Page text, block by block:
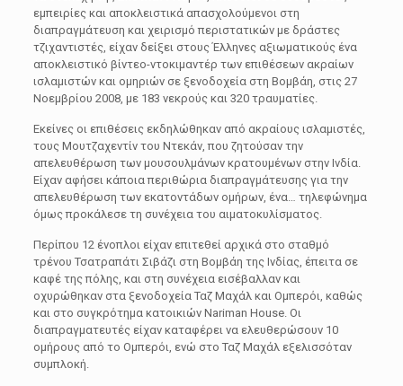
εμπειρίες και αποκλειστικά απασχολούμενοι στη
διαπραγμάτευση και χειρισμό περιστατικών με δράστες
τζιχαντιστές, είχαν δείξει στους Έλληνες αξιωματικούς ένα
αποκλειστικό βίντεο-ντοκιμαντέρ των επιθέσεων ακραίων
ισλαμιστών και ομηριών σε ξενοδοχεία στη Βομβάη, στις 27
Νοεμβρίου 2008, με 183 νεκρούς και 320 τραυματίες.
Εκείνες οι επιθέσεις εκδηλώθηκαν από ακραίους ισλαμιστές,
τους Μουτζαχεντίν του Ντεκάν, που ζητούσαν την
απελευθέρωση των μουσουλμάνων κρατουμένων στην Ινδία.
Είχαν αφήσει κάποια περιθώρια διαπραγμάτευσης για την
απελευθέρωση των εκατοντάδων ομήρων, ένα… τηλεφώνημα
όμως προκάλεσε τη συνέχεια του αιματοκυλίσματος.
Περίπου 12 ένοπλοι είχαν επιτεθεί αρχικά στο σταθμό
τρένου Τσατραπάτι Σιβάζι στη Βομβάη της Ινδίας, έπειτα σε
καφέ της πόλης, και στη συνέχεια εισέβαλλαν και
οχυρώθηκαν στα ξενοδοχεία Ταζ Μαχάλ και Ομπερόι, καθώς
και στο συγκρότημα κατοικιών Nariman House. Οι
διαπραγματευτές είχαν καταφέρει να ελευθερώσουν 10
ομήρους από το Ομπερόι, ενώ στο Ταζ Μαχάλ εξελισσόταν
συμπλοκή.